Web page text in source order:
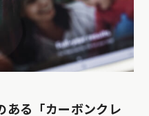
ある「カーボンクレ